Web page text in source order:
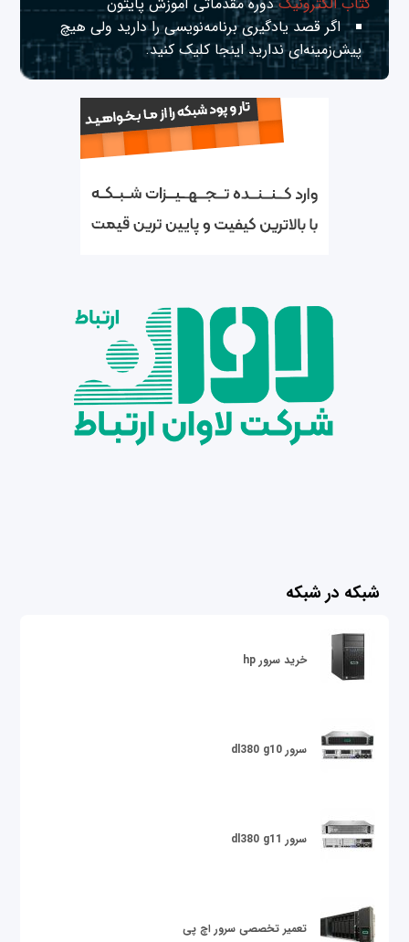
اگر قصد یادگیری برنامه‌نویسی را دارید ولی هیچ
پیش‌زمینه‌ای نداریداینجا کلیک کنید.
شبکه در شبکه
خرید سرور hp
سرور dl380 g10
سرور dl380 g11
تعمیر تخصصی سرور اچ پی